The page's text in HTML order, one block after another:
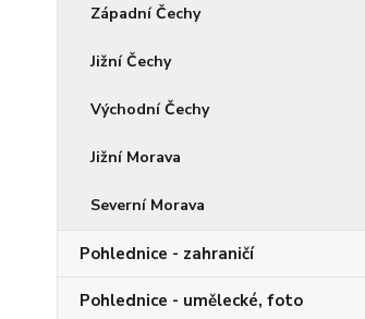
Západní Čechy
Jižní Čechy
Východní Čechy
Jižní Morava
Severní Morava
Pohlednice - zahraničí
Pohlednice - umělecké, foto